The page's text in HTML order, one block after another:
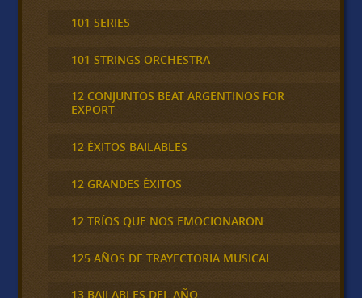
101 SERIES
101 STRINGS ORCHESTRA
12 CONJUNTOS BEAT ARGENTINOS FOR
EXPORT
12 ÉXITOS BAILABLES
12 GRANDES ÉXITOS
12 TRÍOS QUE NOS EMOCIONARON
125 AÑOS DE TRAYECTORIA MUSICAL
13 BAILABLES DEL AÑO